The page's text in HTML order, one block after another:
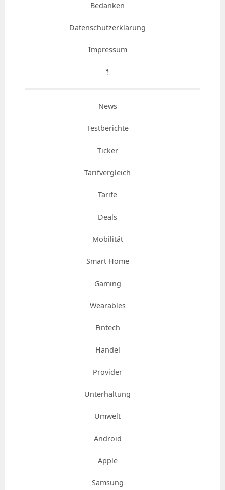
Bedanken
Datenschutzerklärung
Impressum
⇡
News
Testberichte
Ticker
Tarifvergleich
Tarife
Deals
Mobilität
Smart Home
Gaming
Wearables
Fintech
Handel
Provider
Unterhaltung
Umwelt
Android
Apple
Samsung